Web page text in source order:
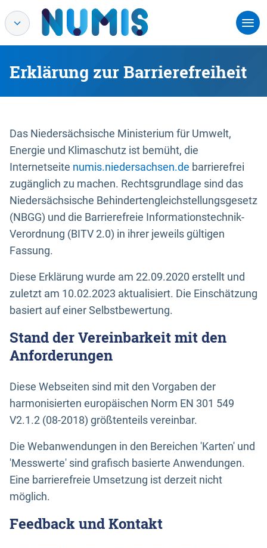
Erklärung zur Barrierefreiheit
Das Niedersächsische Ministerium für Umwelt,
Energie und Klimaschutz ist bemüht, die
Internetseite numis.niedersachsen.de barrierefrei
zugänglich zu machen. Rechtsgrundlage sind das
Niedersächsische Behindertengleichstellungsgesetz
(NBGG) und die Barrierefreie Informationstechnik-
Verordnung (BITV 2.0) in ihrer jeweils gültigen
Fassung.
Diese Erklärung wurde am 22.09.2020 erstellt und
zuletzt am 10.02.2023 aktualisiert. Die Einschätzung
basiert auf einer Selbstbewertung.
Stand der Vereinbarkeit mit den
Anforderungen
Diese Webseiten sind mit den Vorgaben der
harmonisierten europäischen Norm EN 301 549
V2.1.2 (08-2018) größtenteils vereinbar.
Die Webanwendungen in den Bereichen 'Karten' und
'Messwerte' sind grafisch basierte Anwendungen.
Eine barrierefreie Umsetzung ist derzeit nicht
möglich.
Feedback und Kontakt